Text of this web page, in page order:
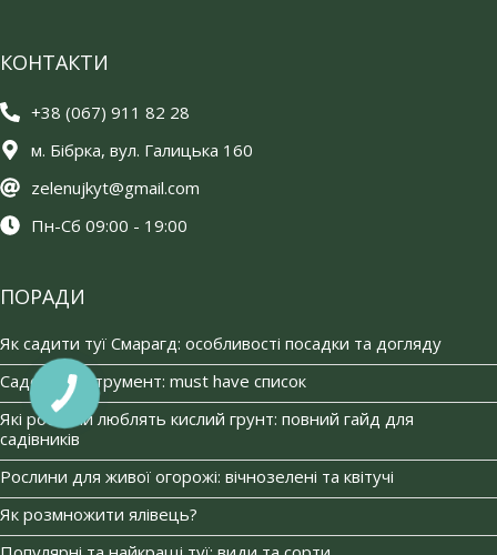
КОНТАКТИ
+38 (067) 911 82 28
м. Бібрка, вул. Галицька 160
zelenujkyt@gmail.com
Пн-Сб 09:00 - 19:00
ПОРАДИ
Як садити туї Смарагд: особливості посадки та догляду
Садовий інструмент: must have список
Які рослини люблять кислий грунт: повний гайд для
садівників
Рослини для живої огорожі: вічнозелені та квітучі
Як розмножити ялівець?